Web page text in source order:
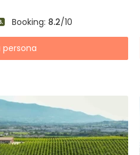
Booking: 8.2/10